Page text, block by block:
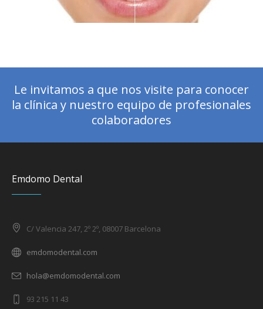
Le invitamos a que nos visite para conocer
la clínica y nuestro equipo de profesionales
colaboradores
Emdomo Dental
C/ Valencia 247, 2º 2º, 08007 Barcelona
emdomodental.com
hola@emdomodental.com
93 215 11 43